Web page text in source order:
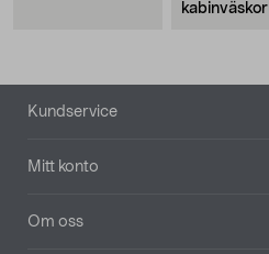
kabinväskor
Sidfot
Kundservice
Mitt konto
Om oss